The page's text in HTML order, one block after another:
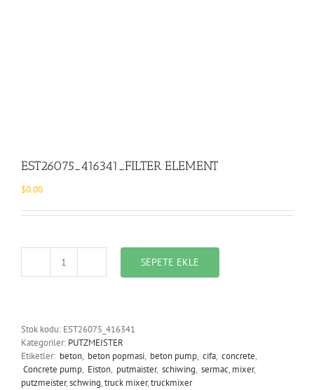
EST26075_416341_FILTER ELEMENT
$0.00
EST26075_416341_FILTERSEPETE EKLE
Stok kodu: EST26075_416341
Kategoriler: PUTZMEISTER
Etiketler: beton, beton popmasi, beton pump, cifa, concrete,
Concrete pump, Eiston, putmaister, schiwing, sermac,mixer,
putzmeister,schwing,truck mixer,truckmixer